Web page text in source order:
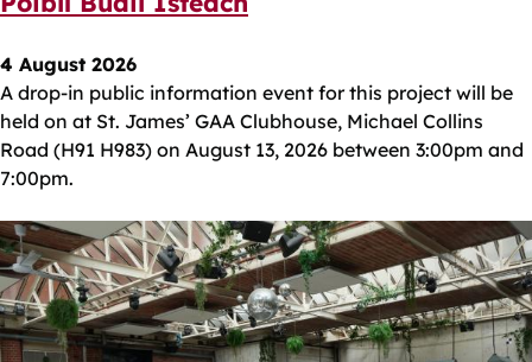
4 August 2026
A drop-in public information event for this project will be
held on at St. James’ GAA Clubhouse, Michael Collins
Road (H91 H983) on August 13, 2026 between 3:00pm and
7:00pm.